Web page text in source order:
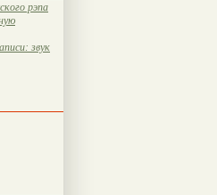
рэпа
звук